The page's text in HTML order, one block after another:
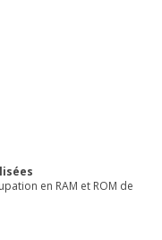
en RAM et ROM de